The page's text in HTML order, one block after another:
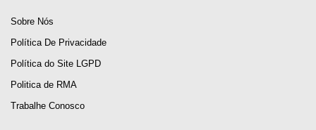
Sobre Nós
Política De Privacidade
Política do Site LGPD
Politica de RMA
Trabalhe Conosco